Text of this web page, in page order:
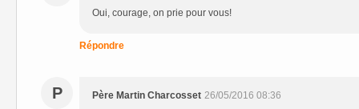
Oui, courage, on prie pour vous!
Répondre
P Père Martin Charcosset 26/05/2016 08:36